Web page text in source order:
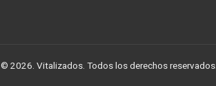
© 2026. Vitalizados. Todos los derechos reservados.